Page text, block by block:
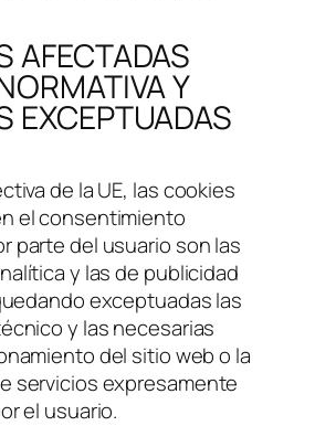
AFECTADAS
Y
EXCEPTUADAS
de la UE, las cookies
el consentimiento
parte del usuario son las
y las de publicidad
exceptuadas las
y las necesarias
del sitio web o la
servicios expresamente
el usuario.